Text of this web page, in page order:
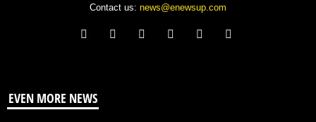
Contact us: news@enewsup.com
EVEN MORE NEWS